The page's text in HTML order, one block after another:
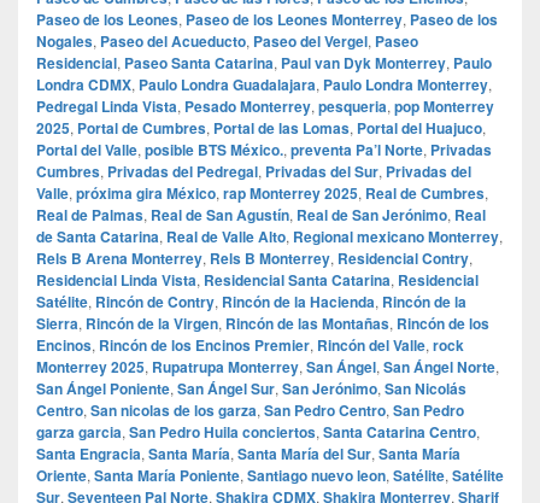
Paseo de los Leones, Paseo de los Leones Monterrey, Paseo de los
Nogales, Paseo del Acueducto, Paseo del Vergel, Paseo
Residencial, Paseo Santa Catarina, Paul van Dyk Monterrey, Paulo
Londra CDMX, Paulo Londra Guadalajara, Paulo Londra Monterrey,
Pedregal Linda Vista, Pesado Monterrey, pesqueria, pop Monterrey
2025, Portal de Cumbres, Portal de las Lomas, Portal del Huajuco,
Portal del Valle, posible BTS México., preventa Pa’l Norte, Privadas
Cumbres, Privadas del Pedregal, Privadas del Sur, Privadas del
Valle, próxima gira México, rap Monterrey 2025, Real de Cumbres,
Real de Palmas, Real de San Agustín, Real de San Jerónimo, Real
de Santa Catarina, Real de Valle Alto, Regional mexicano Monterrey,
Rels B Arena Monterrey, Rels B Monterrey, Residencial Contry,
Residencial Linda Vista, Residencial Santa Catarina, Residencial
Satélite, Rincón de Contry, Rincón de la Hacienda, Rincón de la
Sierra, Rincón de la Virgen, Rincón de las Montañas, Rincón de los
Encinos, Rincón de los Encinos Premier, Rincón del Valle, rock
Monterrey 2025, Rupatrupa Monterrey, San Ángel, San Ángel Norte,
San Ángel Poniente, San Ángel Sur, San Jerónimo, San Nicolás
Centro, San nicolas de los garza, San Pedro Centro, San Pedro
garza garcia, San Pedro Huila conciertos, Santa Catarina Centro,
Santa Engracia, Santa María, Santa María del Sur, Santa María
Oriente, Santa María Poniente, Santiago nuevo leon, Satélite, Satélite
Sur, Seventeen Pal Norte, Shakira CDMX, Shakira Monterrey, Sharif